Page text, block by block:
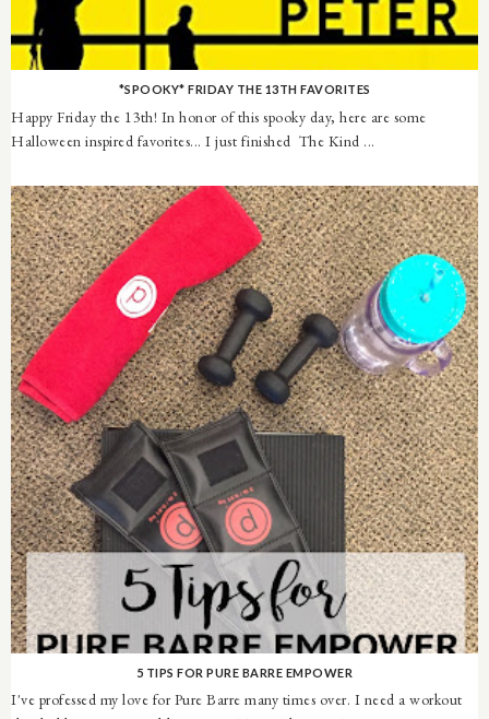
*SPOOKY* FRIDAY THE 13TH FAVORITES
Happy Friday the 13th! In honor of this spooky day, here are some
Halloween inspired favorites... I just finished The Kind ...
5 TIPS FOR PURE BARRE EMPOWER
I've professed my love for Pure Barre many times over. I need a workout